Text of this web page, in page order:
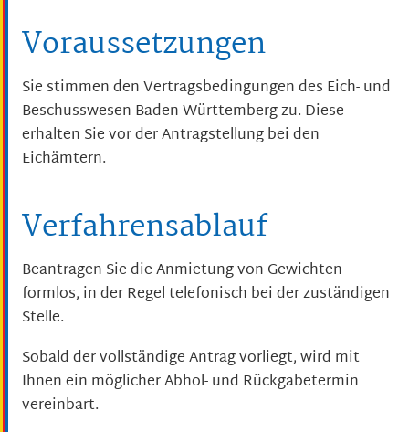
Voraussetzungen
Sie stimmen den Vertragsbedingungen des Eich- und
Beschusswesen Baden-Württemberg zu. Diese
erhalten Sie vor der Antragstellung bei den
Eichämtern.
Verfahrensablauf
Beantragen Sie die Anmietung von Gewichten
formlos, in der Regel telefonisch bei der zuständigen
Stelle.
Sobald der vollständige Antrag vorliegt, wird mit
Ihnen ein möglicher Abhol- und Rückgabetermin
vereinbart.